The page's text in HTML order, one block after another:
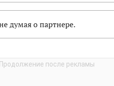
думая о партнере.